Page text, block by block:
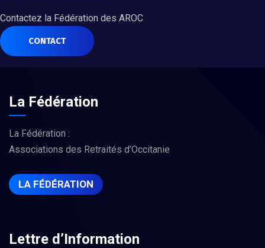
Contactez la Fédération des AROC
CONTACT
La Fédération
La Fédération :
Associations des Retraités d’Occitanie
LA FÉDÉRATION
Lettre d’Information